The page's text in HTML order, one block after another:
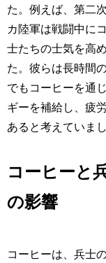
た。例えば、第二
カ陸軍は戦闘中に
士たちの士気を高
た。彼らは長時間
でもコーヒーを通
ギーを補給し、疲
あると考えていまし
コーヒーと
の影響
コーヒーは、兵士